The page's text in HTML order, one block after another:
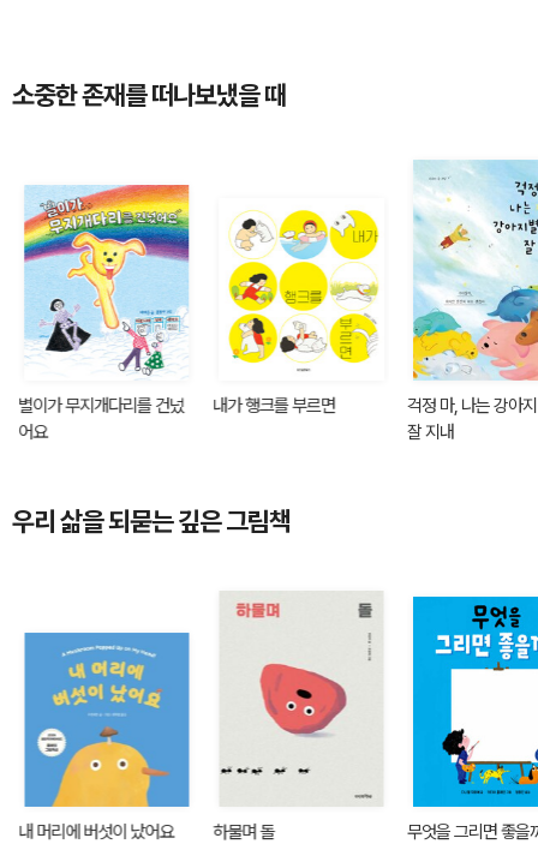
소중한 존재를 떠나보냈을 때
별이가 무지개다리를 건넜
어요
내가 행크를 부르면
걱정 마, 나는 강아
잘 지내
우리 삶을 되묻는 깊은 그림책
내 머리에 버섯이 났어요 하물며 돌 무엇을 그리면 좋을